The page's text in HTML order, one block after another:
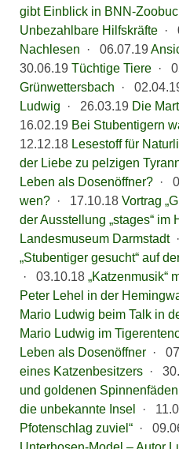
gibt Einblick in BNN-
Unbezahlbare Hilfskräfte·
Nachlesen · 06.07.19
30.06.19 Tüchtige Tiere·
Grünwettersbach ·
Ludwig · 26.03.19 Die
16.02.19 Bei Stubentigern
12.12.18 Lesestoff für
der Liebe zu pelzigen
Leben als Dosenöffner?·
wen?· 17.10.18 Vortrag
der Ausstellung „stages“ im
Landesmuseum Darmstadt·
„Stubentiger gesucht“ auf
·
03.10.18 „Katzenmusik“
Peter Lehel in der
Mario Ludwig beim Talk in
Mario Ludwig im
Leben als Dosenöffner·
eines Katzenbesitzers·
und goldenen Spinnenfäden
die unbekannte Insel
·
Pfotenschlag zuviel“·